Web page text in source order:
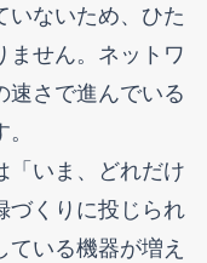
いないため、ひた
ません。ネットワ
速さで進んでいる
「いま、どれだけ
づくりに投じられ
いる機器が増え